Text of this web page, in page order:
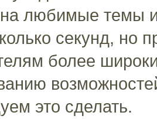
любимые темы
секунд, но
более
это сделать.